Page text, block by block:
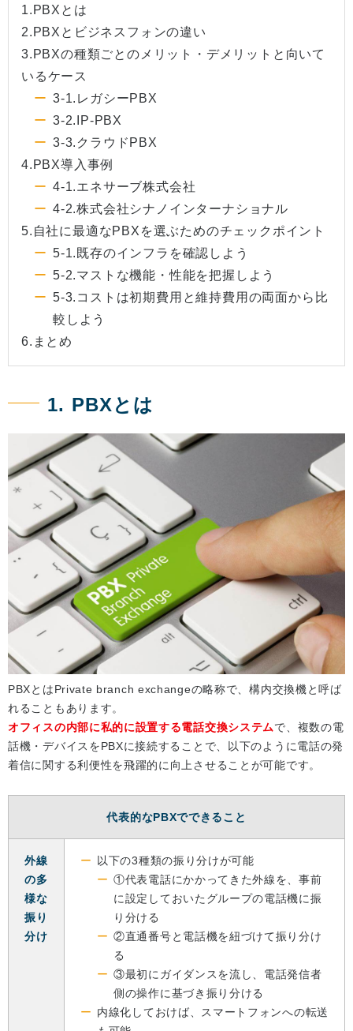
1.PBXとは
2.PBXとビジネスフォンの違い
3.PBXの種類ごとのメリット・デメリットと向いて
いるケース
3-1.レガシーPBX
3-2.IP‐PBX
3-3.クラウドPBX
4.PBX導入事例
4-1.エネサーブ株式会社
4-2.株式会社シナノインターナショナル
5.自社に最適なPBXを選ぶためのチェックポイント
5-1.既存のインフラを確認しよう
5-2.マストな機能・性能を把握しよう
5-3.コストは初期費用と維持費用の両面から比
較しよう
6.まとめ
1. PBXとは
PBXとはPrivate branch exchangeの略称で、構内交換機と呼ば
れることもあります。
オフィスの内部に私的に設置する電話交換システムで、複数の電
話機・デバイスをPBXに接続することで、以下のように電話の発
着信に関する利便性を飛躍的に向上させることが可能です。
代表的なPBXでできること
外線
の多
様な
振り
分け
以下の3種類の振り分けが可能
①代表電話にかかってきた外線を、事前
に設定しておいたグループの電話機に振
り分ける
②直通番号と電話機を紐づけて振り分け
る
③最初にガイダンスを流し、電話発信者
側の操作に基づき振り分ける
内線化しておけば、スマートフォンへの転送